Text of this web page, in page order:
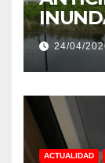
NIÑO
24/04/
ACTUALIDAD